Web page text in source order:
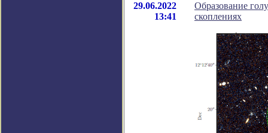
29.06.2022
13:41
Образование
скоплениях